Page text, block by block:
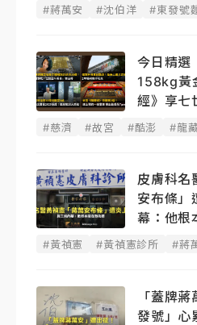
#蔣萬安 #沈伯洋 #東發號
今日精選
158kg黃
經》享七
了
#慈濟 #故宮 #酷澎 #龍
皮膚科名
安布條
幕：他根
#黃禎憲 #黃禎憲診所 #蔣
「蓋牌
發號」